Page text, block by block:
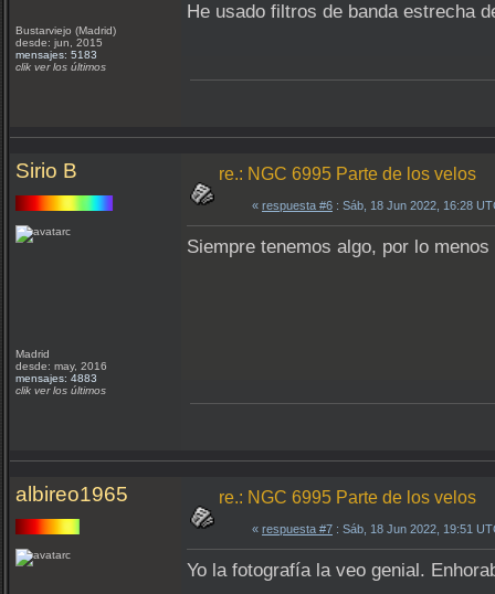
Bustarviejo (Madrid)
desde: jun, 2015
mensajes: 5183
clik ver los últimos
He usado filtros de banda estrecha
Sirio B
Madrid
desde: may, 2016
mensajes: 4883
clik ver los últimos
re.: NGC 6995 Parte de los velos
« respuesta #6 : Sáb, 18 Jun 2022, 16:28
Siempre tenemos algo, por lo
albireo1965 re.: NGC 6995 Parte de los velos
« respuesta #7 : Sáb, 18 Jun 2022, 19:51
Yo la fotografía la veo genial.